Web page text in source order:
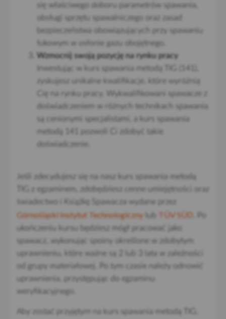
się właściwego doboru parametrów spawania,
obsługi sprzętu spawalniczego oraz zasad
bezpieczeństwa obowiązujących przy spawaniu
łukowym w osłonie gazu obojętnego.
Wzmocnij swoją pozycję na rynku pracy
Inwestując w kurs spawania metodą TIG (141),
zyskujesz unikalne kwalifikacje, które wyróżnią
Cię na rynku pracy. Wykwalifikowani spawacze z
doświadczeniem w różnych technikach spawania
są cenionymi specjalistami, a kurs spawania
metodą 141 pozwoli Ci zdobyć takie
doświadczenie.
Jeśli zdecydujesz się na nasz kurs spawania metodą
TIG z egzaminem, zdobędziesz cenne umiejętności oraz
świadectwo i Książkę Spawacza wydane przez
Górnośląski Instytut Technologiczny TÜV SÜD
ukończeniu kursu będziesz mógł pracować jako
spawacz, wykonując spoiny określone w zdobytym
uprawnieniu, które ważne są 2 lub 3 lata w zależności
od grupy materiałowej. Po tym czasie należy odnowić
uprawnienia, przystępując do egzaminu
weryfikacyjnego.
Aby zostać przyjętym na kurs spawania metodą TIG,